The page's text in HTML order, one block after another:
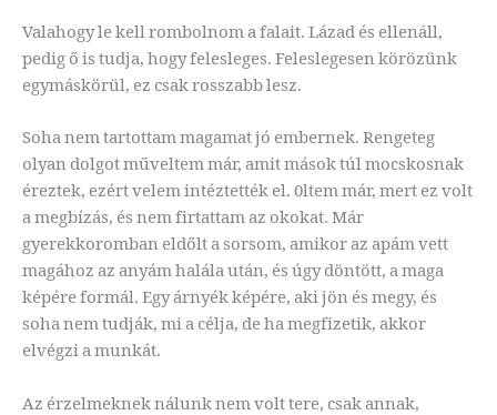
Valahogy le kell rombolnom a falait. Lázad és ellenáll,
pedig ő is tudja, hogy felesleges. Feleslegesen körözünk
egymáskörül, ez csak rosszabb lesz.
Soha nem tartottam magamat jó embernek. Rengeteg
olyan dolgot műveltem már, amit mások túl mocskosnak
éreztek, ezért velem intéztették el. 0ltem már, mert ez volt
a megbízás, és nem firtattam az okokat. Már
gyerekkoromban eldőlt a sorsom, amikor az apám vett
magához az anyám halála után, és úgy döntött, a maga
képére formál. Egy árnyék képére, aki jön és megy, és
soha nem tudják, mi a célja, de ha megfizetik, akkor
elvégzi a munkát.
Az érzelmeknek nálunk nem volt tere, csak annak,